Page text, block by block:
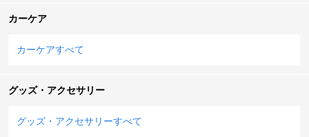
カーケア
カーケアすべて
グッズ・アクセサリー
グッズ・アクセサリーすべて